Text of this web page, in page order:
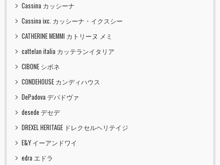
Cassina カッシーナ
Cassina ixc. カッシーナ・イクスシー
CATHERINE MEMMI カトリーヌ メミ
cattelan italia カッテランイタリア
CIBONE シボネ
CONDEHOUSE カンディハウス
DePadova デパドヴァ
desede デセデ
DREXEL HERITAGE ドレクセルヘリテイジ
E&Y イーアンドワイ
edra エドラ